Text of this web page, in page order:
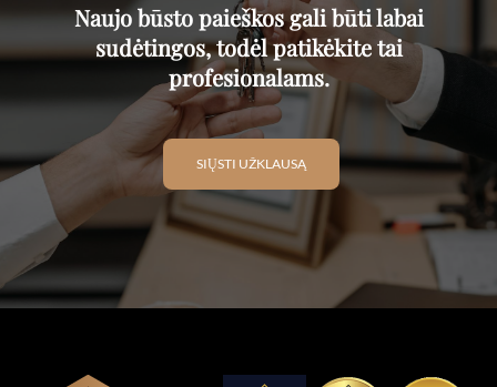
Naujo būsto paieškos gali būti labai
sudėtingos, todėl patikėkite tai
profesionalams.
SIŲSTI UŽKLAUSĄ